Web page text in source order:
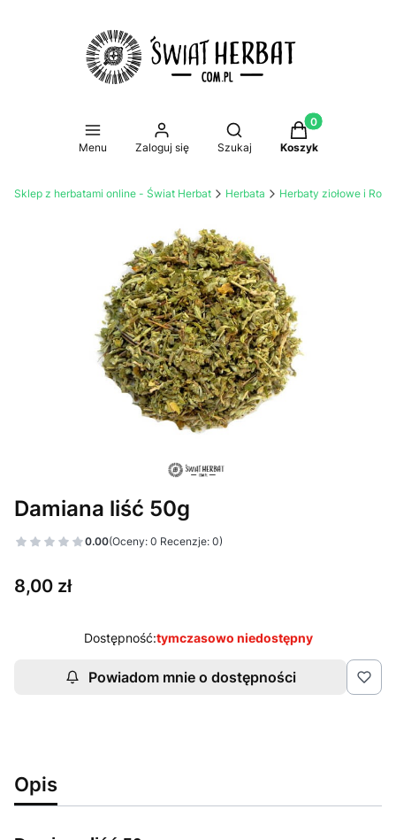
Menu Zaloguj się
Otwórz wyszukiwarkę
Szukaj
Produkty w
Koszyk
Sklep z herbatami online - Świat Herbat Herbata Herbaty ziołowe i
Damiana liść 50g
0.00(Oceny: 0 Recenzje: 0)
Cena
8,00 zł
Dostępność:tymczasowo niedostępny
Powiadom mnie o dostępności
Opis